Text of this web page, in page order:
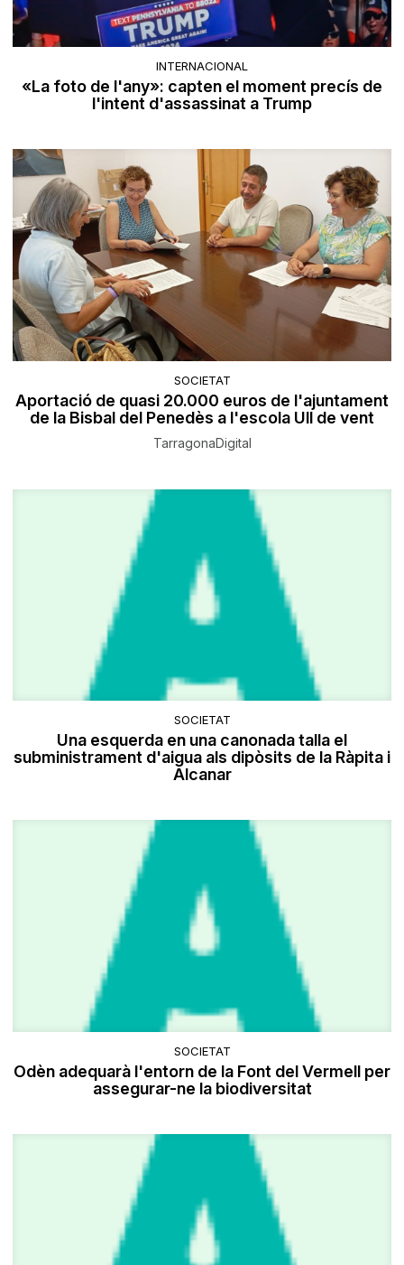
INTERNACIONAL
«La foto de l'any»: capten el moment precís de
l'intent d'assassinat a Trump
SOCIETAT
Aportació de quasi 20.000 euros de l'ajuntament
de la Bisbal del Penedès a l'escola Ull de vent
TarragonaDigital
SOCIETAT
Una esquerda en una canonada talla el
subministrament d'aigua als dipòsits de la Ràpita i
Alcanar
SOCIETAT
Odèn adequarà l'entorn de la Font del Vermell per
assegurar-ne la biodiversitat